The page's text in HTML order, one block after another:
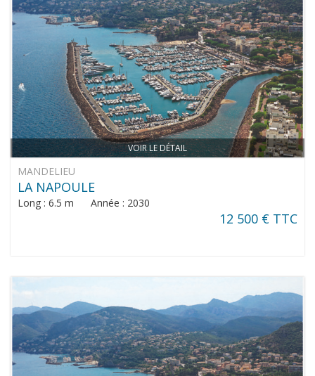
VOIR LE DÉTAIL
MANDELIEU
LA NAPOULE
Long : 6.5 m Année : 2030
12 500 € TTC